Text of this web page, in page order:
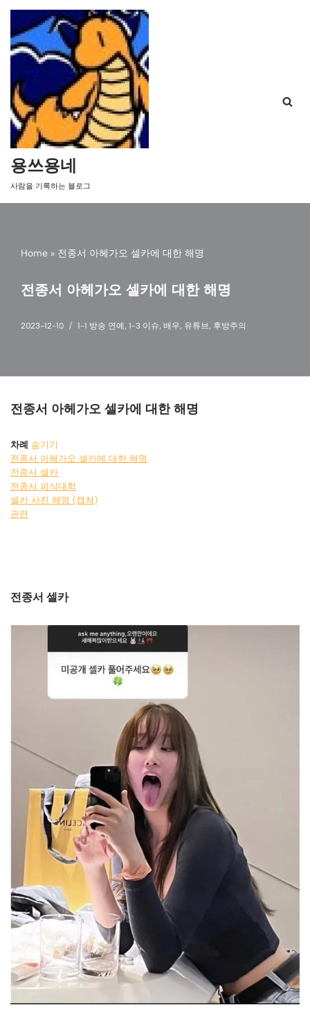
콘
텐
로
건
너
뛰
기
용쓰용네
사람을 기록하는 블로그
Home » 전종서 아헤가오 셀카에 대한 해명
전종서 아헤가오 셀카에 대한 해명
2023-12-10 1-1 방송 연예 , 1-3 이슈, 배우, 유튜브, 후방주의
전종서 아헤가오 셀카에 대한 해명
차례
숨기기
전종서 아헤가오 셀카에 대한 해명
전종서 셀카
전종서 피식대학
셀카 사진 해명 (캡쳐)
관련
전종서 셀카